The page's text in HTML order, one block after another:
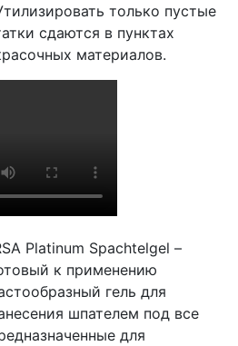
только пустые
сдаются в пунктах
материалов.
Platinum Spachtelgel –
к применению
гель для
шпателем под все
для